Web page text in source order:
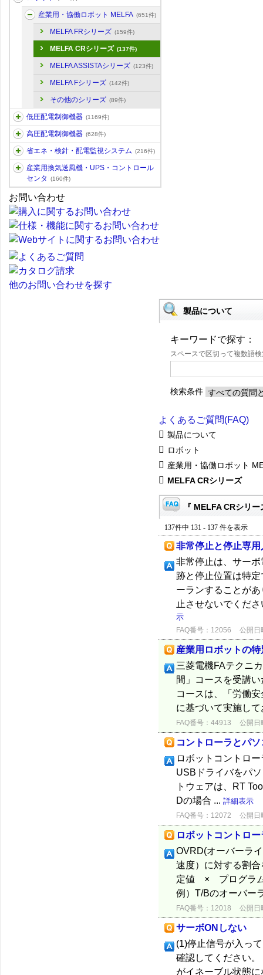
産業用・協働ロボット MELFA (651件)
MELFA FRシリーズ (159件)
MELFA CRシリーズ (137件)
MELFA ASSISTAシリーズ (123件)
MELFA Fシリーズ (142件)
その他のシリーズ (89件)
低圧配電制御機器 (1169件)
高圧配電制御機器 (628件)
省エネ・検針・配電監視システム (216件)
産業用換気送風機・UPS・コントロール
センタ
(160件)
お問い合わせ
他のお問い合わせを探す
製品について
キーワードで探す：
スペースで区切って複数語
検索条件
よくあるご質問(FAQ)
製品について
ロボット
産業用・協働ロボット
MELFA CRシリーズ
『 MELFA CRシリ
137件中 131 - 137 件を表示
非常停止と停止専
非常停止は、サー
跡と停止位置は特
ーランすることが
止させないでくだ
示
FAQ番号：12056 公開日
産業用ロボットの
三菱電機FAテクニ
間」コースを受講
コースは、「労働
に基づいて実施し
FAQ番号：44913 公開日
コントローラとパ
ロボットコントロ
USBドライバをパ
トウェアは、RT
Dの場合 ... 詳細表示
FAQ番号：12072 公開日
ロボットコントロ
OVRD(オーバーラ
速度）に対する割
定値 × プログラム
例）T/Bのオーバー
FAQ番号：12018 公開日
サーボONしない
(1)停止信号が入っ
確認してください
がイネーブル状態